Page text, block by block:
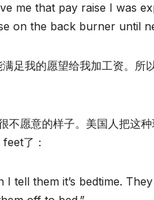
me that pay raise I was
on the back burner until
足我的愿望给我加工资。所
不愿意的样子。美国人把这
了：
tell them it’s bedtime.